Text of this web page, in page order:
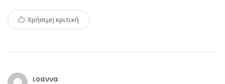
Χρήσιμη κριτική
ιοαννα